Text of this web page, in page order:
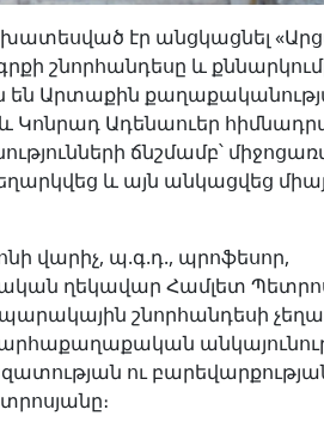
էր անցկացնել
շնորհանդեսը և
են Արտաքին
և Կոնրադ Ադենաուեր
ճնշմամբ՝
և այն անկացվեց
վարիչ, պ.գ.դ., պրոֆեսոր,
ղեկավար Համլետ
շնորհանդեսի
ու